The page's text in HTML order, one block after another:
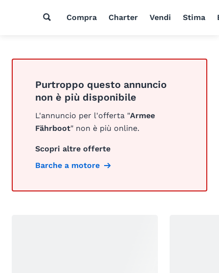
Compra Charter Vendi Stima
Purtroppo questo annuncio
non è più disponibile
L'annuncio per l'offerta "Armee
Fährboot" non è più online.
Scopri altre offerte
Barche a motore